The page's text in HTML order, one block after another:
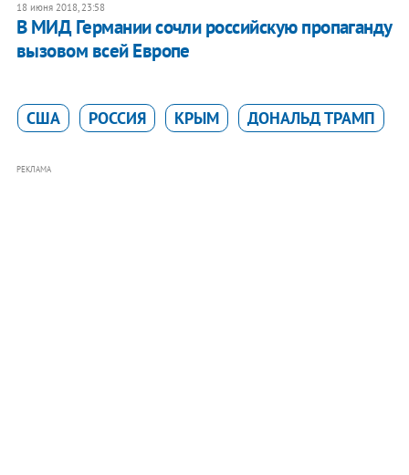
18 июня 2018, 23:58
В МИД Германии сочли российскую пропаганду
вызовом всей Европе
США РОССИЯ КРЫМ ДОНАЛЬД ТРАМП
РЕКЛАМА